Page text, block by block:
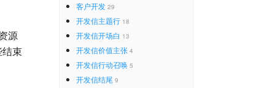
源
束
客户开发 29
开发信主题行 18
开发信开场白 13
开发信价值主张 4
开发信行动召唤 5
开发信结尾 9